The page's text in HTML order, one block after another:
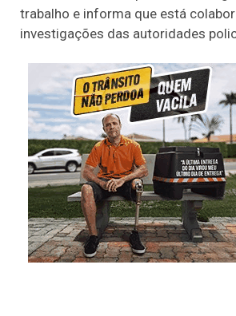
trabalho e informa que está
investigações das autoridades